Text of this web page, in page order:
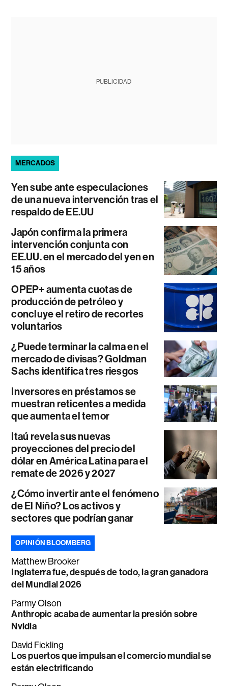
PUBLICIDAD
MERCADOS
Yen sube ante especulaciones
de una nueva intervención tras el
respaldo de EE.UU
Japón confirma la primera
intervención conjunta con
EE.UU. en el mercado del yen en
15 años
OPEP+ aumenta cuotas de
producción de petróleo y
concluye el retiro de recortes
voluntarios
¿Puede terminar la calma en el
mercado de divisas? Goldman
Sachs identifica tres riesgos
Inversores en préstamos se
muestran reticentes a medida
que aumenta el temor
Itaú revela sus nuevas
proyecciones del precio del
dólar en América Latina para el
remate de 2026 y 2027
¿Cómo invertir ante el fenómeno
de El Niño? Los activos y
sectores que podrían ganar
OPINIÓN BLOOMBERG
Matthew Brooker
Inglaterra fue, después de todo, la gran ganadora
del Mundial 2026
Parmy Olson
Anthropic acaba de aumentar la presión sobre
Nvidia
David Fickling
Los puertos que impulsan el comercio mundial se
están electrificando